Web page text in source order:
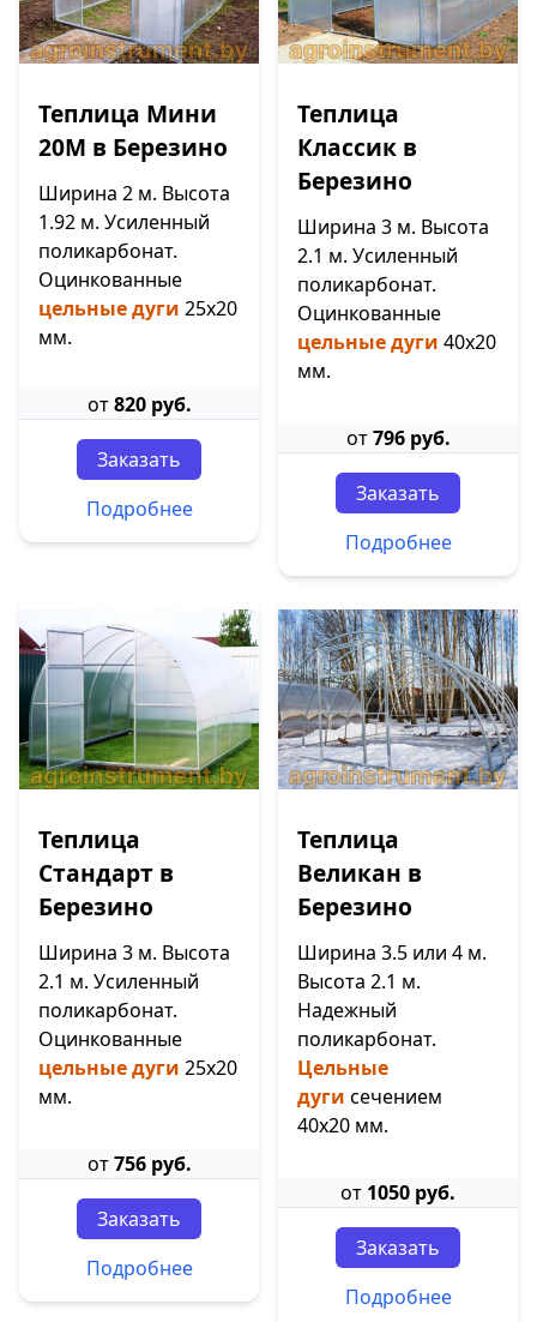
Теплица Мини
20М в Березино
Ширина 2 м. Высота
1.92 м. Усиленный
поликарбонат.
Оцинкованные
цельные дуги 25х20
мм.
от820 руб.
Заказать
Подробнее
Теплица
Классик в
Березино
Ширина 3 м. Высота
2.1 м. Усиленный
поликарбонат.
Оцинкованные
цельные дуги 40х20
мм.
от796 руб.
Заказать
Подробнее
Теплица
Стандарт в
Березино
Ширина 3 м. Высота
2.1 м. Усиленный
поликарбонат.
Оцинкованные
цельные дуги 25х20
мм.
от756 руб.
Заказать
Подробнее
Теплица
Великан в
Березино
Ширина 3.5 или 4 м.
Высота 2.1 м.
Надежный
поликарбонат.
Цельные
дуги сечением
40х20 мм.
от 1050 руб.
Заказать
Подробнее